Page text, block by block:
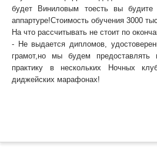
будет Виниловым тоесть вы будите
аппартуре!Стоимость обучения 3000
На что рассчитывать не стоит по
- Не выдается дипломов,
грамот,но мы будем предоставлять
практику в нескольких Ночных
диджейских марафонах!